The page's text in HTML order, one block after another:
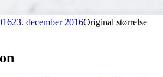
23. december 2016Original størrelse